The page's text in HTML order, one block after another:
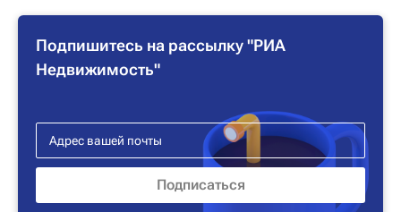
Подпишитесь на рассылку "РИА
Недвижимость"